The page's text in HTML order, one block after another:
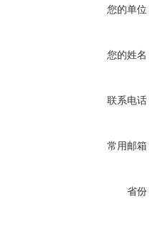
您的单位
您的姓名
联系电话
常用邮箱
省份